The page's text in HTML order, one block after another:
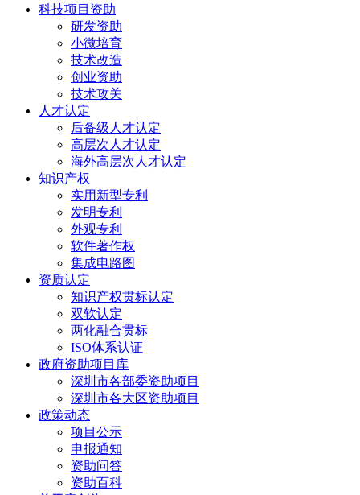
科技项目资助
研发资助
小微培育
技术改造
创业资助
技术攻关
人才认定
后备级人才认定
高层次人才认定
海外高层次人才认定
知识产权
实用新型专利
发明专利
外观专利
软件著作权
集成电路图
资质认定
知识产权贯标认定
双软认定
两化融合贯标
ISO体系认证
政府资助项目库
深圳市各部委资助项目
深圳市各大区资助项目
政策动态
项目公示
申报通知
资助问答
资助百科